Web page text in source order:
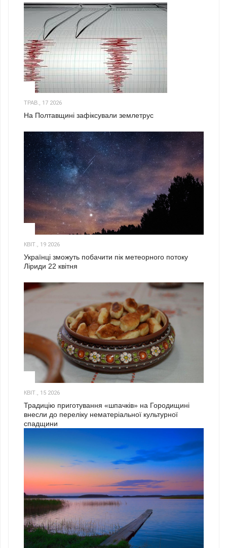
ТРАВ., 17 2026
На Полтавщині зафіксували землетрус
КВІТ., 19 2026
Українці зможуть побачити пік метеорного потоку
Ліриди 22 квітня
КВІТ., 15 2026
Традицію приготування «шпачків» на Городищині
внесли до переліку нематеріальної культурної
спадщини